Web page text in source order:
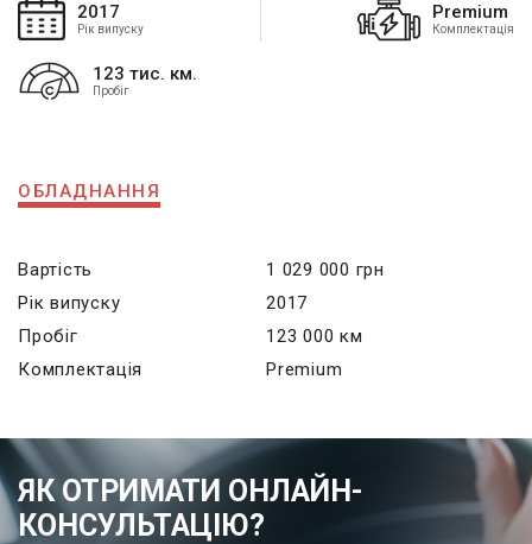
2017
Рік випуску
Premium
Комплектація
123 тис. км.
Пробіг
ОБЛАДНАННЯ
Вартість
1 029 000 грн
Рік випуску
2017
Пробіг
123 000 км
Комплектація
Premium
ЯК ОТРИМАТИ ОНЛАЙН-
КОНСУЛЬТАЦІЮ?